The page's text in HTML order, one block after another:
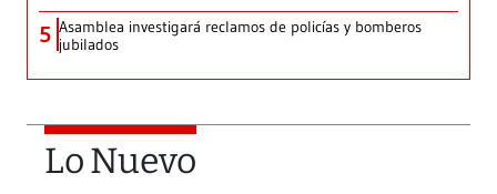
5 Asamblea investigará reclamos de policías y bomberos
jubilados
Lo Nuevo